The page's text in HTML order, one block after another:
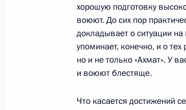
6 мая 2025 года,
Встреча с главой
6 мая 2025 года, 14:10
5 мая 2025 года,
хорошую подготовку
воюют. До сих пор
докладывает о ситуации
упоминает, конечно, и о
но и не только «Ахмат». У
и воюют блестяще.
Что касается достижений